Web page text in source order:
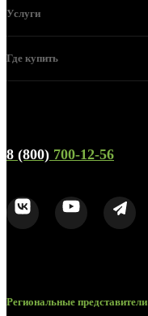
Услуги
Где купить
8 (800) 700-12-56
Региональные представители